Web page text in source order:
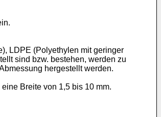
LDPE (Polyethylen mit geringer
sind bzw. bestehen, werden zu
hergestellt werden.
Breite von 1,5 bis 10 mm.